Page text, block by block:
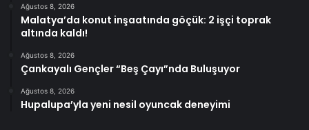
Ağustos 8, 2026
Malatya’da konut inşaatında göçük: 2 işçi toprak
altında kaldı!
Ağustos 8, 2026
Çankayalı Gençler “Beş Çayı”nda Buluşuyor
Ağustos 8, 2026
Hupalupa’yla yeni nesil oyuncak deneyimi